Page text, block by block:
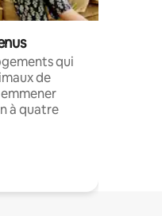
qui
de
à quatre